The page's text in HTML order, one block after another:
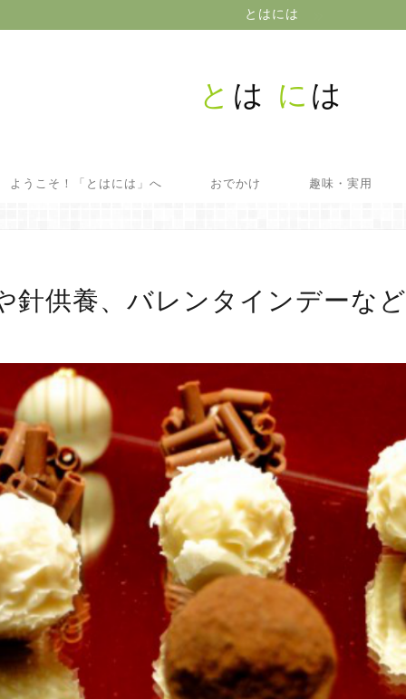
とはには
と は に は
ようこそ！「とはには」へ おでかけ 趣味・実用
針供養、バレンタインデーなど